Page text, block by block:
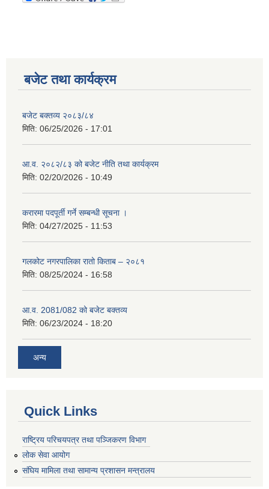
बजेट तथा कार्यक्रम
बजेट बक्तव्य २०८३/८४
मिति: 06/25/2026 - 17:01
आ.व. २०८२/८३ को बजेट नीति तथा कार्यक्रम
मिति: 02/20/2026 - 10:49
करारमा पदपूर्ती गर्ने सम्बन्धी सूचना ।
मिति: 04/27/2025 - 11:53
गलकोट नगरपालिका रातो किताब – २०८१
मिति: 08/25/2024 - 16:58
आ.व. 2081/082 को बजेट बक्तव्य
मिति: 06/23/2024 - 18:20
अन्य
Quick Links
राष्ट्रिय परिचयपत्र तथा पञ्जिकरण विभाग
लोक सेवा आयोग
संघिय मामिला तथा सामान्य प्रशासन मन्त्रालय